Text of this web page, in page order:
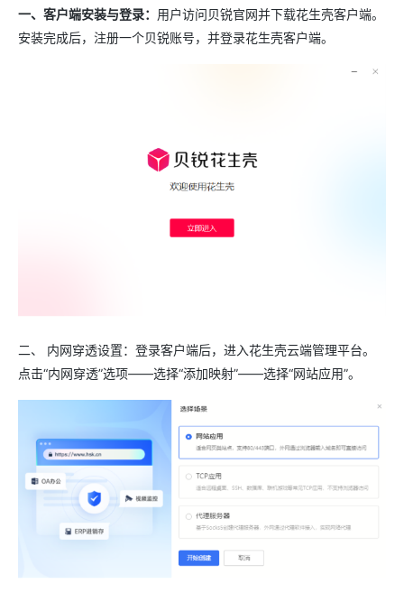
一、客户端安装与登录： 用户访问贝锐官网并下载花生壳客户端。
安装完成后，注册一个贝锐账号，并登录花生壳客户端。
二、 内网穿透设置：登录客户端后，进入花生壳云端管理平台。
点击“内网穿透”选项——选择“添加映射”——选择“网站应用”。